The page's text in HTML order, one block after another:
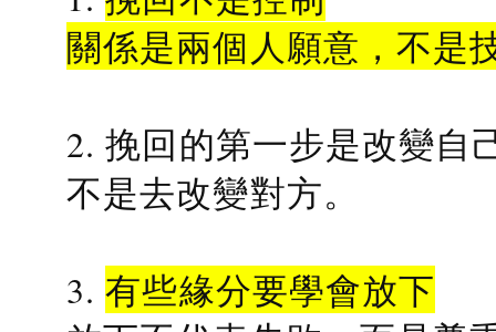
關係是兩個人願意，不是
2. 挽回的第一步是改變自
不是去改變對方。
3.有些緣分要學會放下